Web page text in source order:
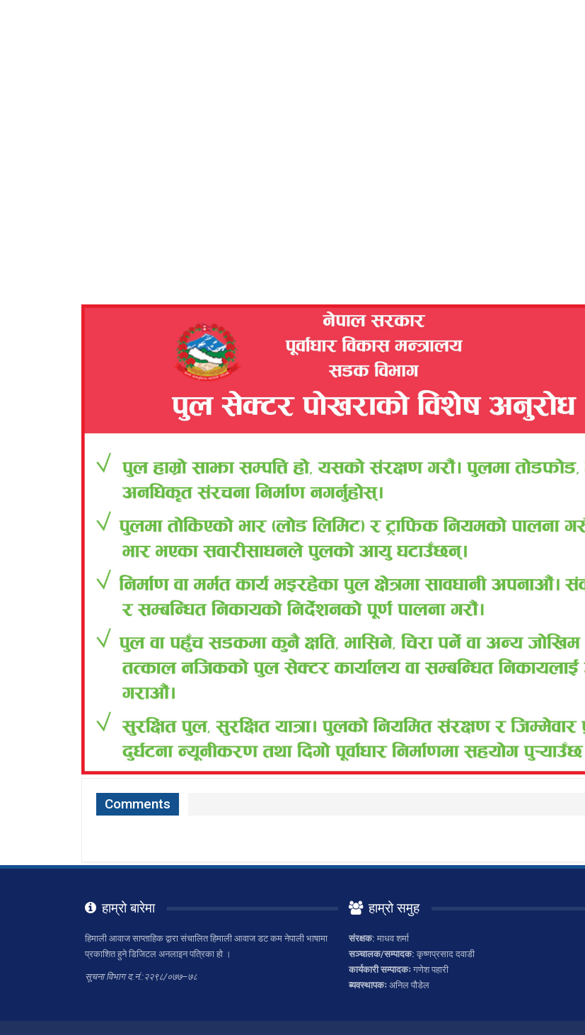
Comments
हाम्रो बारेमा
हिमाली आवाज साप्ताहिक द्वारा संचालित हिमाली आवाज डट कम नेपाली भाषामा
प्रकाशित हुने डिजिटल अनलाइन पत्रिका हो ।
सूचना विभाग द.नं.:२२९८/०७७–७८
हाम्रो समुह
संरक्षक: माधव शर्मा
सञ्चालक/सम्पादक: कृष्णप्रसाद दवाडी
कार्यकारी सम्पादकःगणेश पहारी
ब्यवस्थापकःअनिल पौडेल